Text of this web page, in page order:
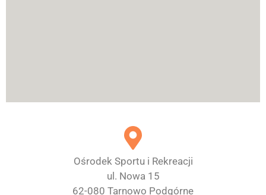
Ośrodek Sportu i Rekreacji
ul. Nowa 15
62-080 Tarnowo Podgórne